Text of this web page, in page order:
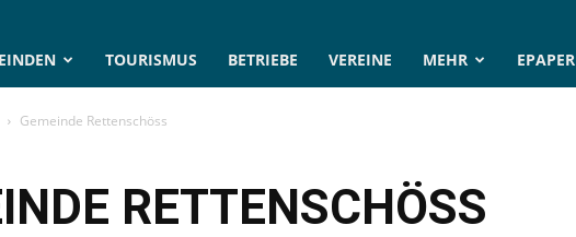
TOURISMUS BETRIEBE VEREINE MEHR EPAPER
Gemeinde Rettenschöss
RETTENSCHÖSS